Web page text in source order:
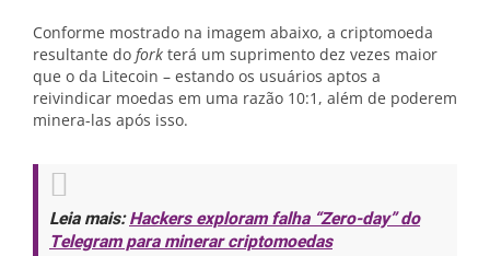
Conforme mostrado na imagem abaixo, a criptomoeda
resultante do fork terá um suprimento dez vezes maior
que o da Litecoin – estando os usuários aptos a
reivindicar moedas em uma razão 10:1, além de poderem
minera-las após isso.
Leia mais:Hackers exploram falha “Zero-day” do
Telegram para minerar criptomoedas